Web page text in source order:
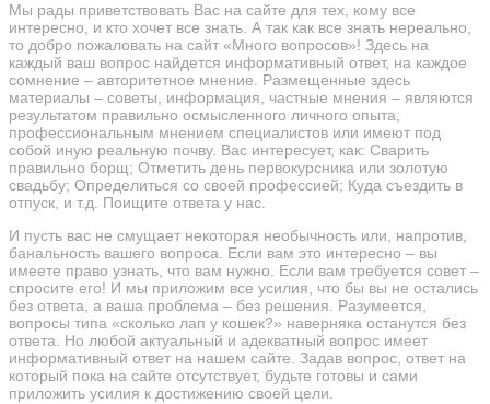
Мы рады приветствовать Вас на сайте для тех, кому все
интересно, и кто хочет все знать. А так как все знать нереально,
то добро пожаловать на сайт «Много вопросов»! Здесь на
каждый ваш вопрос найдется информативный ответ, на каждое
сомнение – авторитетное мнение. Размещенные здесь
материалы – советы, информация, частные мнения – являются
результатом правильно осмысленного личного опыта,
профессиональным мнением специалистов или имеют под
собой иную реальную почву. Вас интересует, как: Сварить
правильно борщ; Отметить день первокурсника или золотую
свадьбу; Определиться со своей профессией; Куда съездить в
отпуск, и т.д. Поищите ответа у нас.
И пусть вас не смущает некоторая необычность или, напротив,
банальность вашего вопроса. Если вам это интересно – вы
имеете право узнать, что вам нужно. Если вам требуется совет –
спросите его! И мы приложим все усилия, что бы вы не остались
без ответа, а ваша проблема – без решения. Разумеется,
вопросы типа «сколько лап у кошек?» наверняка останутся без
ответа. Но любой актуальный и адекватный вопрос имеет
информативный ответ на нашем сайте. Задав вопрос, ответ на
который пока на сайте отсутствует, будьте готовы и сами
приложить усилия к достижению своей цели.